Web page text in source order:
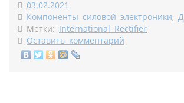
03.02.2021
Компоненты силовой электроники,
Метки: International Rectifier
Оставить комментарий